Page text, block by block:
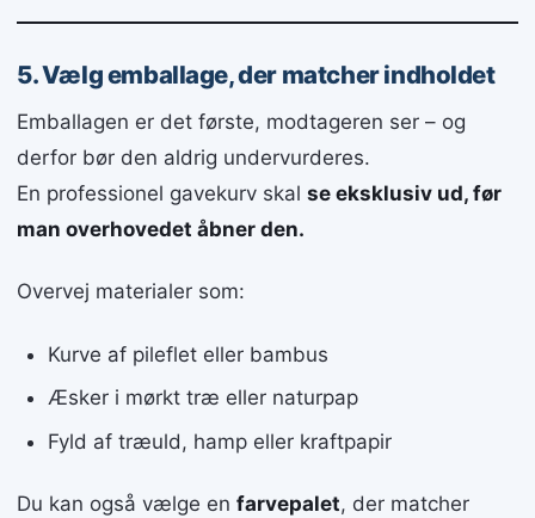
5. Vælg emballage, der matcher indholdet
Emballagen er det første, modtageren ser – og
derfor bør den aldrig undervurderes.
En professionel gavekurv skal se eksklusiv ud, før
man overhovedet åbner den.
Overvej materialer som:
Kurve af pileflet eller bambus
Æsker i mørkt træ eller naturpap
Fyld af træuld, hamp eller kraftpapir
Du kan også vælge en farvepalet, der matcher